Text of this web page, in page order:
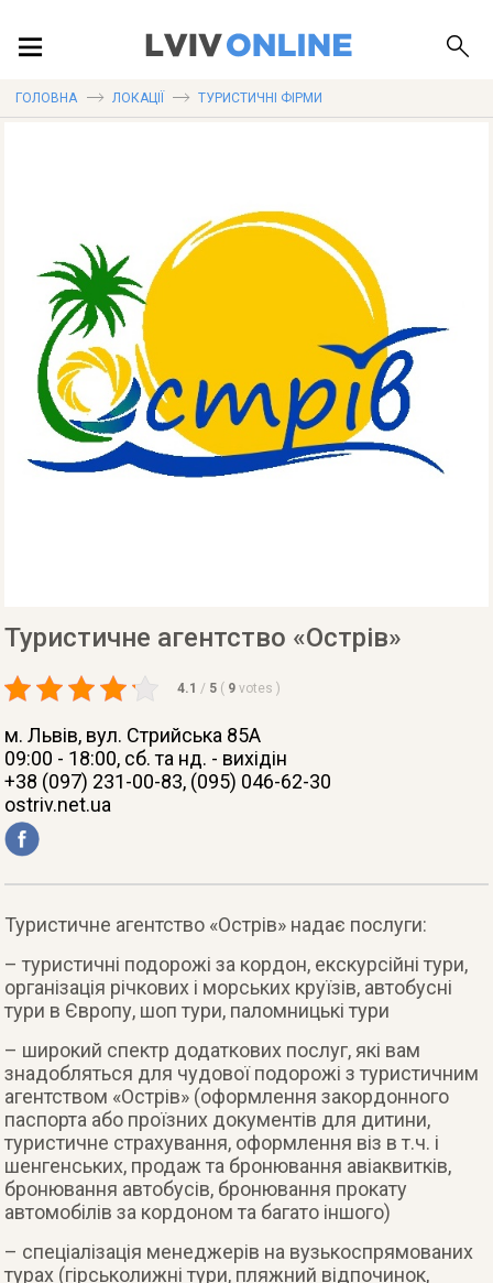
ПУБЛІКАЦІЇ
ДОВІДКА
ГОЛОВНА ЛОКАЦІЇ ТУРИСТИЧНІ ФІРМИ
Туристичне агентство «Острів»
4.1 / 5 ( 9 votes )
м. Львів, вул. Стрийська 85А
09:00 - 18:00, сб. та нд. - вихідін
+38 (097) 231-00-83, (095) 046-62-30
ostriv.net.ua
Туристичне агентство «Острів» надає послуги:
– туристичні подорожі за кордон, екскурсійні тури,
організація річкових і морських круїзів, автобусні
тури в Європу, шоп тури, паломницькі тури
– широкий спектр додаткових послуг, які вам
знадобляться для чудової подорожі з туристичним
агентством «Острів» (оформлення закордонного
паспорта або проїзних документів для дитини,
туристичне страхування, оформлення віз в т.ч. і
шенгенських, продаж та бронювання авіаквитків,
бронювання автобусів, бронювання прокату
автомобілів за кордоном та багато іншого)
– спеціалізація менеджерів на вузькоспрямованих
турах (гірськолижні тури, пляжний відпочинок,